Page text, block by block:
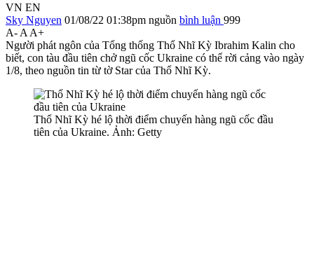
VN EN
Sky Nguyen 01/08/22 01:38pm nguồn bình luận 999
A- A A+
Người phát ngôn của Tổng thống Thổ Nhĩ Kỳ Ibrahim Kalin cho
biết, con tàu đầu tiên chở ngũ cốc Ukraine có thể rời cảng vào ngày
1/8, theo nguồn tin từ tờ Star của Thổ Nhĩ Kỳ.
Thổ Nhĩ Kỳ hé lộ thời điểm chuyến hàng ngũ cốc đầu
tiên của Ukraine. Ảnh: Getty